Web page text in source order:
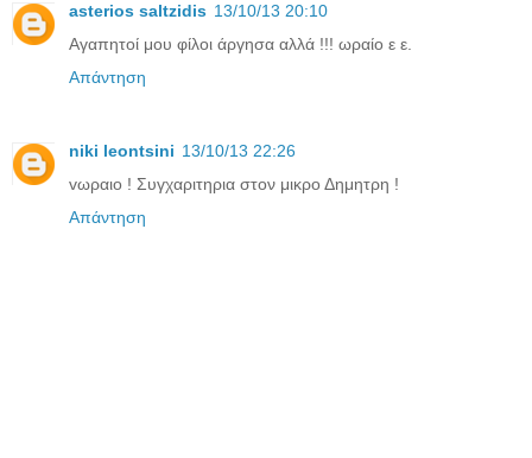
asterios saltzidis 13/10/13 20:10
Αγαπητοί μου φίλοι άργησα αλλά !!! ωραίο ε ε.
Απάντηση
niki leontsini 13/10/13 22:26
vωραιο ! Συγχαριτηρια στον μικρο Δημητρη !
Απάντηση